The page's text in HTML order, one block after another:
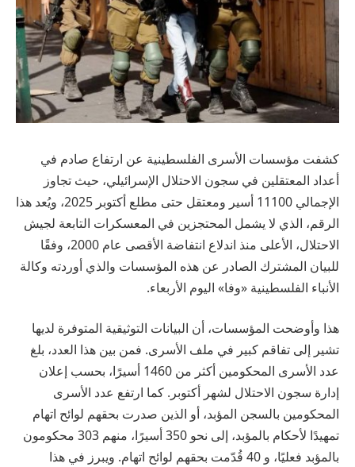
كشفت مؤسسات الأسرى الفلسطينية عن ارتفاع صادم في
أعداد المعتقلين في سجون الاحتلال الإسرائيلي، حيث تجاوز
الإجمالي 11100 أسير ومعتقل حتى مطلع أكتوبر 2025، ويُعد هذا
الرقم، الذي لا يشمل المحتجزين في المعسكرات التابعة لجيش
الاحتلال، الأعلى منذ اندلاع انتفاضة الأقصى عام 2000، وفقًا
للبيان المشترك الصادر عن هذه المؤسسات والذي أوردته وكالة
الأنباء الفلسطينية «وفا» اليوم الأربعاء.
هذا وأوضحت المؤسسات، أن البيانات التوثيقية المتوفرة لديها
تشير إلى تفاقم كبير في ملف الأسرى. فمن بين هذا العدد، بلغ
عدد الأسرى المحكومين أكثر من 1460 أسيرًا، بحسب إعلان
إدارة سجون الاحتلال لشهر أكتوبر. كما ارتفع عدد الأسرى
المحكومين بالسجن المؤبد، أو الذين صدرت بحقهم لوائح اتهام
تمهيدًا لأحكام بالمؤبد، إلى نحو 350 أسيرًا، منهم 303 محكومون
بالمؤبد فعليًا، و 40 قُدّمت بحقهم لوائح اتهام. ويبرز في هذا